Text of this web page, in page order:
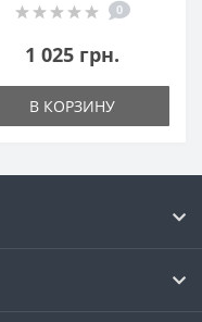
0
1 025 грн.
В КОРЗИНУ